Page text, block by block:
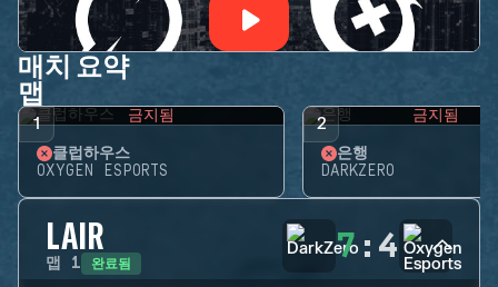
매치 요약
맵
1 금지됨
클럽하우스
OXYGEN ESPORTS
2 금지됨
은행
DARKZERO
LAIR
맵 1 완료됨 7: 4